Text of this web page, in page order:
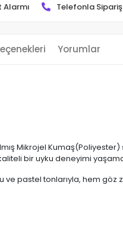
Alarmı Telefonla Sipariş
Yorumlar
Mikrojel
bir uyku deneyimi
ve pastel tonlarıyla, hem